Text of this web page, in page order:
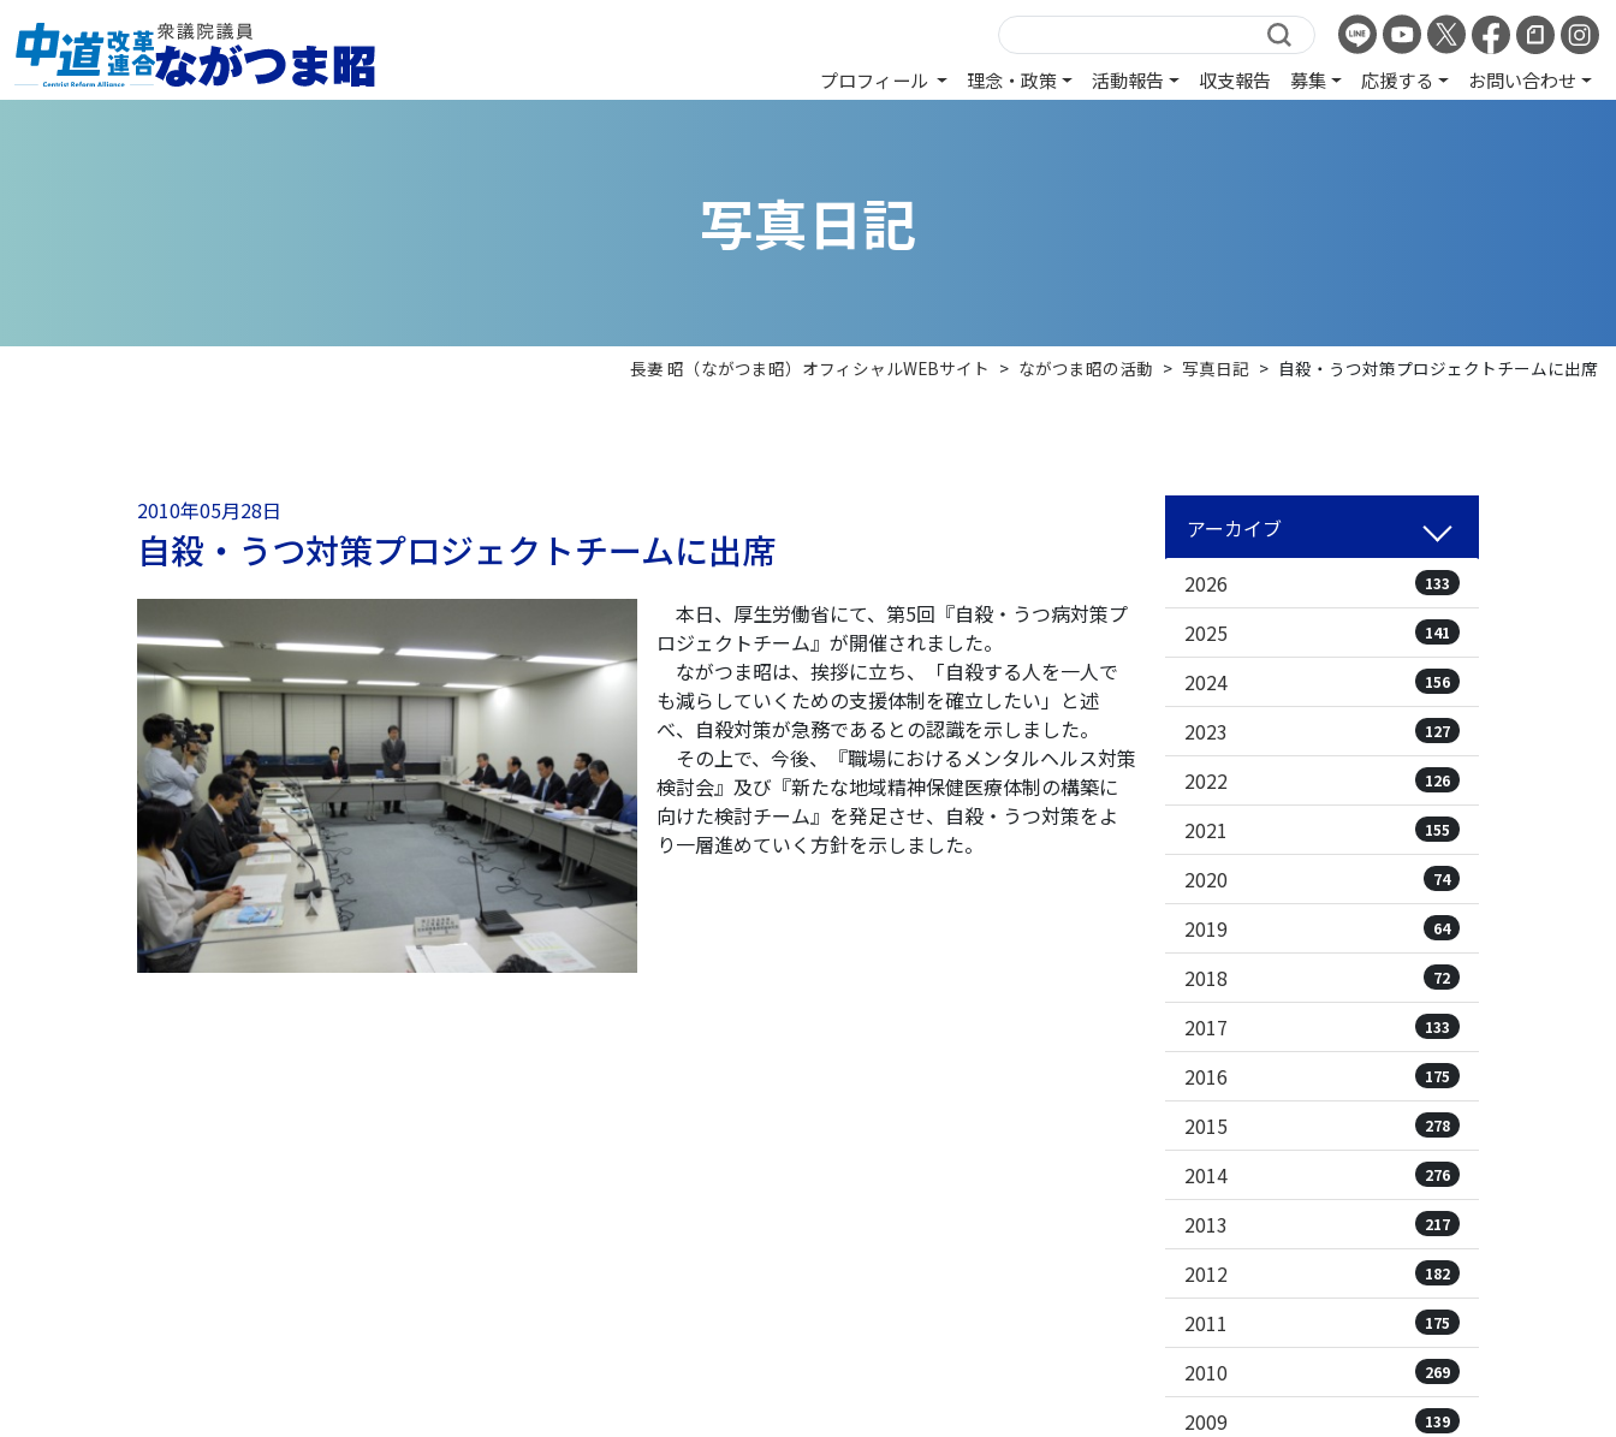
プロフィール 理念・政策 活動報告 収支報告 募集 応援する お問い合わせ
写真日記
長妻 昭（ながつま昭）オフィシャルWEBサイト > ながつま昭の活動 > 写真日記 > 自殺・うつ対策プロジェクトチームに出席
2010年05月28日
自殺・うつ対策プロジェクトチームに出席
本日、厚生労働省にて、第5回『自殺・うつ病対策プ
ロジェクトチーム』が開催されました。
ながつま昭は、挨拶に立ち、「自殺する人を一人で
も減らしていくための支援体制を確立したい」と述
べ、自殺対策が急務であるとの認識を示しました。
その上で、今後、『職場におけるメンタルヘルス対策
検討会』及び『新たな地域精神保健医療体制の構築に
向けた検討チーム』を発足させ、自殺・うつ対策をよ
り一層進めていく方針を示しました。
アーカイブ
2026
133
2025 141
2024 156
2023 127
2022 126
2021 155
2020 74
2019 64
2018 72
2017 133
2016 175
2015 278
2014 276
2013 217
2012 182
2011 175
2010 269
2009 139